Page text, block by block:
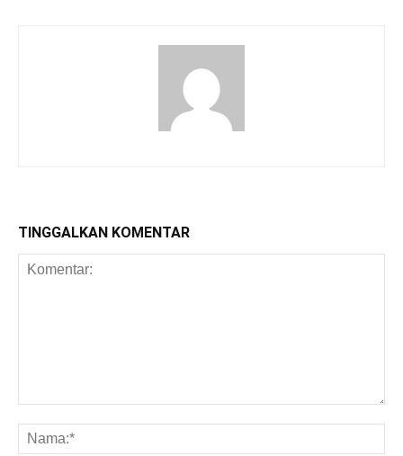
TINGGALKAN KOMENTAR